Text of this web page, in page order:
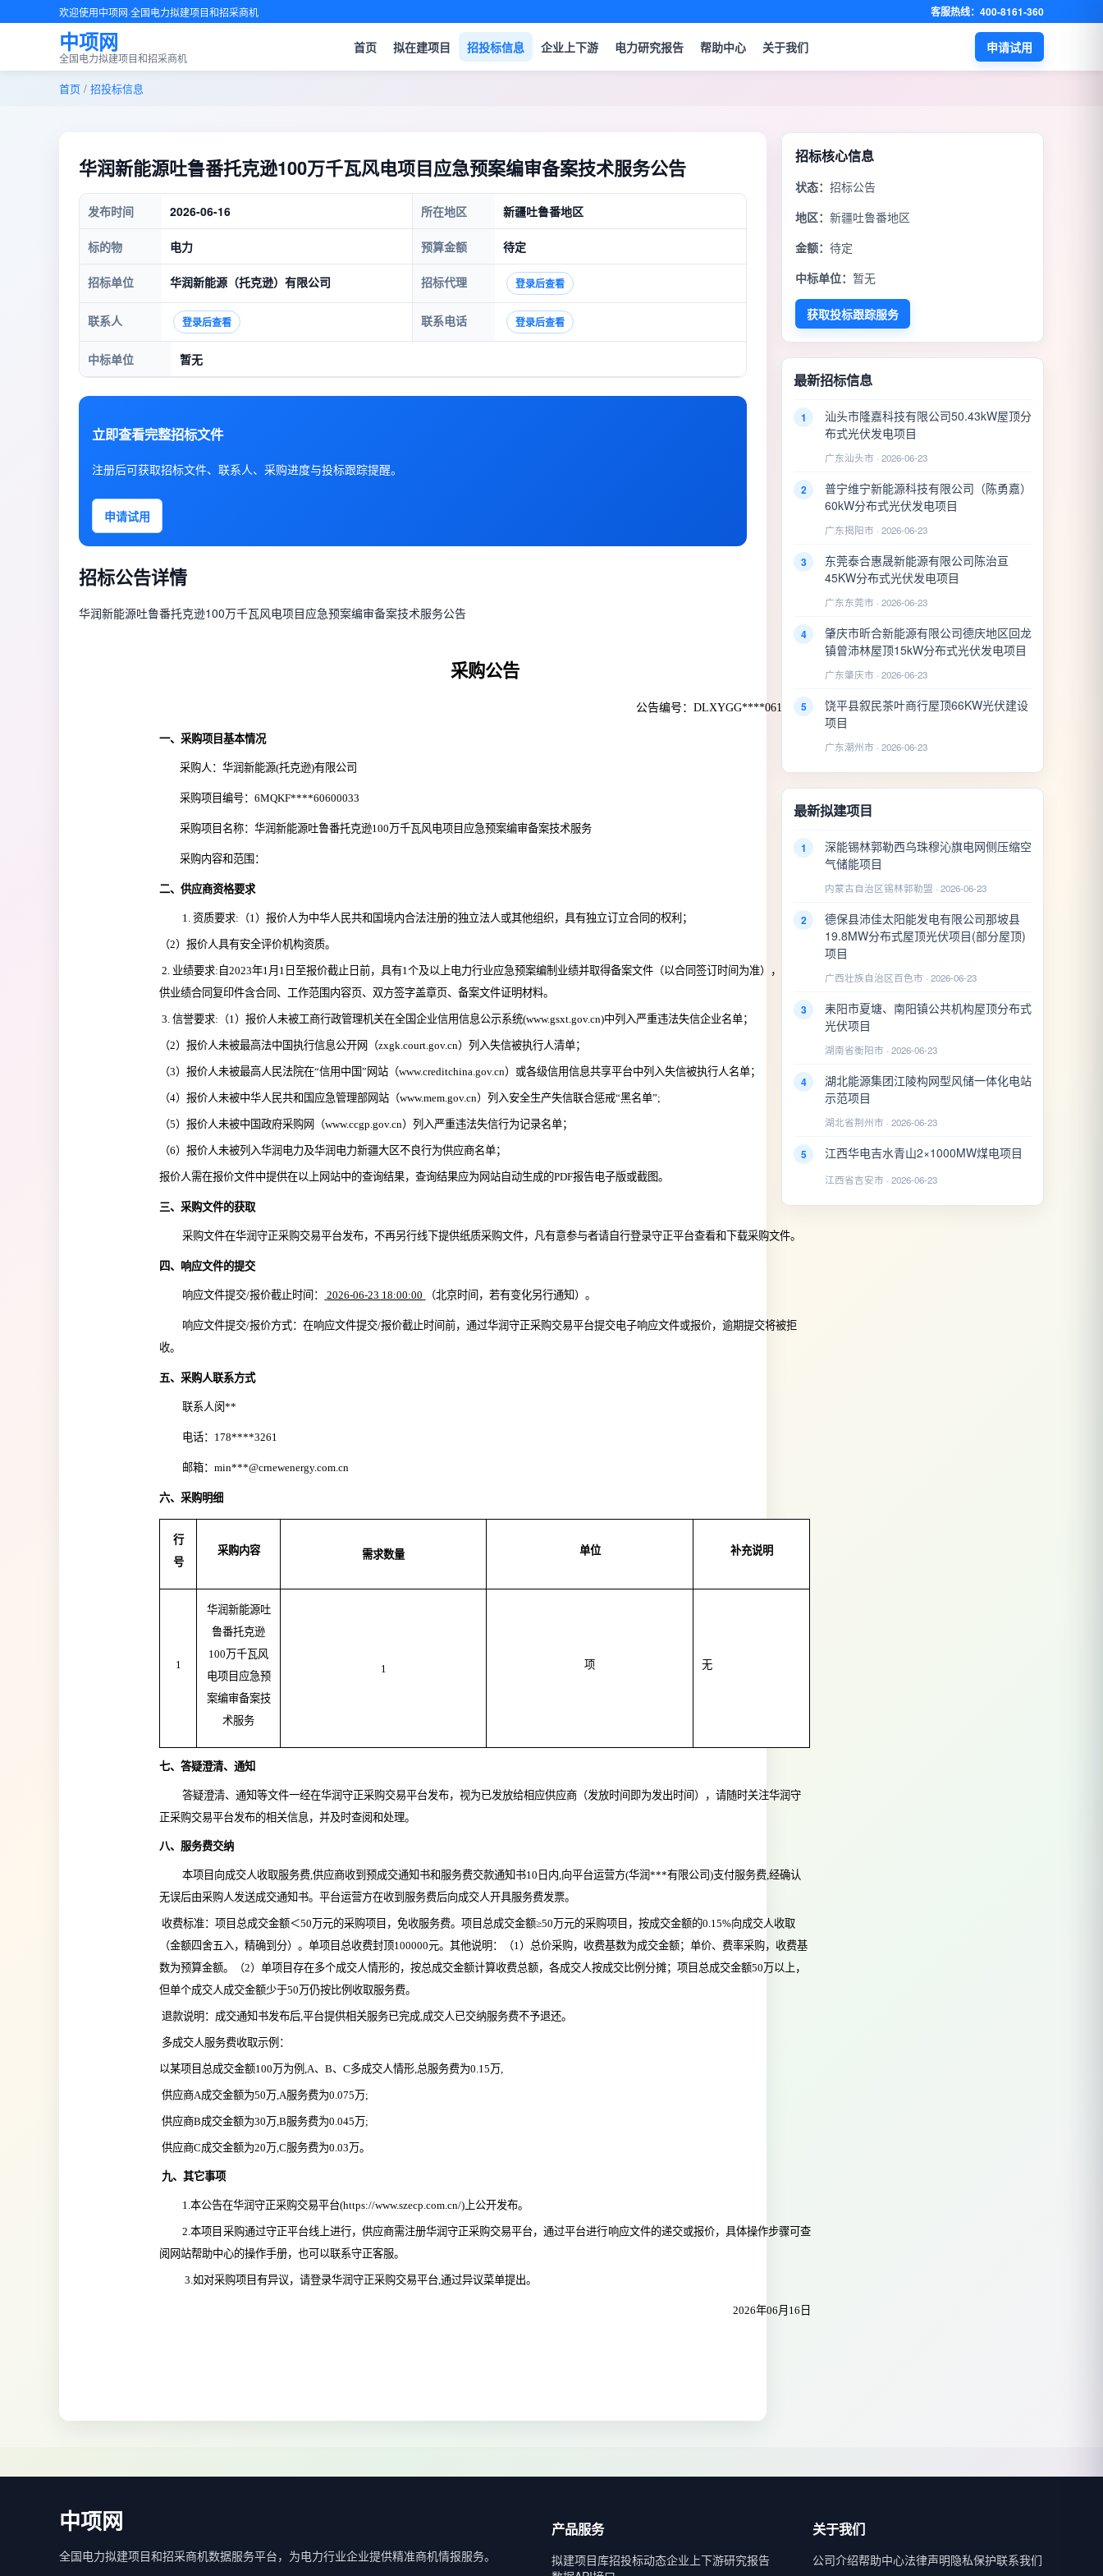
欢迎使用中项网·全国电力拟建项目和招采商机 客服热线：400-8161-360
中项网
全国电力拟建项目和招采商机
首页 拟在建项目 招投标信息 企业上下游 电力研究报告 帮助中心 关于我们 申请试用
首页 / 招投标信息
华润新能源吐鲁番托克逊100万千瓦风电项目应急预案编审备案技术服务公告
发布时间 2026-06-16 所在地区 新疆吐鲁番地区
标的物 电力 预算金额 待定
招标单位 华润新能源（托克逊）有限公司 招标代理 登录后查看
联系人 登录后查看 联系电话 登录后查看
中标单位 暂无
立即查看完整招标文件
注册后可获取招标文件、联系人、采购进度与投标跟踪提醒。
申请试用
招标公告详情
华润新能源吐鲁番托克逊100万千瓦风电项目应急预案编审备案技术服务公告
采购公告
公告编号： DLXYGG****06160100
一、采购项目基本情况
采购人：华润新能源(托克逊)有限公司
采购项目编号：6MQKF****60600033
采购项目名称：华润新能源吐鲁番托克逊100万千瓦风电项目应急预案编审备案技术服务
采购内容和范围：
二、供应商资格要求
1. 资质要求:（1）报价人为中华人民共和国境内合法注册的独立法人或其他组织，具有独立订立合同的权利；
（2）报价人具有安全评价机构资质。
2. 业绩要求:自2023年1月1日至报价截止日前，具有1个及以上电力行业应急预案编制业绩并取得备案文件（以合同签订时间为准），需提
供业绩合同复印件含合同、工作范围内容页、双方签字盖章页、备案文件证明材料。
3. 信誉要求:（1）报价人未被工商行政管理机关在全国企业信用信息公示系统(www.gsxt.gov.cn)中列入严重违法失信企业名单；
（2）报价人未被最高法中国执行信息公开网（zxgk.court.gov.cn）列入失信被执行人清单；
（3）报价人未被最高人民法院在“信用中国”网站（www.creditchina.gov.cn）或各级信用信息共享平台中列入失信被执行人名单；
（4）报价人未被中华人民共和国应急管理部网站（www.mem.gov.cn）列入安全生产失信联合惩戒“黑名单”;
（5）报价人未被中国政府采购网（www.ccgp.gov.cn）列入严重违法失信行为记录名单；
（6）报价人未被列入华润电力及华润电力新疆大区不良行为供应商名单；
报价人需在报价文件中提供在以上网站中的查询结果，查询结果应为网站自动生成的PDF报告电子版或截图。
三、采购文件的获取
采购文件在华润守正采购交易平台发布，不再另行线下提供纸质采购文件，凡有意参与者请自行登录守正平台查看和下载采购文件。
四、响应文件的提交
响应文件提交/报价截止时间： 2026-06-23 18:00:00 （北京时间，若有变化另行通知）。
响应文件提交/报价方式：在响应文件提交/报价截止时间前，通过华润守正采购交易平台提交电子响应文件或报价，逾期提交将被拒
收。
五、采购人联系方式
联系人闵**
电话：178****3261
邮箱：min***@crnewenergy.com.cn
六、采购明细
行
号
采购内容 需求数量 单位 补充说明
1
华润新能源吐
鲁番托克逊
100万千瓦风
电项目应急预
案编审备案技
术服务
1 项 无
七、答疑澄清、通知
答疑澄清、通知等文件一经在华润守正采购交易平台发布，视为已发放给相应供应商（发放时间即为发出时间），请随时关注华润守
正采购交易平台发布的相关信息，并及时查阅和处理。
八、服务费交纳
本项目向成交人收取服务费,供应商收到预成交通知书和服务费交款通知书10日内,向平台运营方(华润***有限公司)支付服务费,经确认
无误后由采购人发送成交通知书。平台运营方在收到服务费后向成交人开具服务费发票。
（金额四舍五入，精确到分）。单项目总收费封顶100000元。其他说明：（1）总价采购，收费基数为成交金额；单价、费率采购，收费基
数为预算金额。（2）单项目存在多个成交人情形的，按总成交金额计算收费总额，各成交人按成交比例分摊；项目总成交金额50万以上，
但单个成交人成交金额少于50万仍按比例收取服务费。
退款说明：成交通知书发布后,平台提供相关服务已完成,成交人已交纳服务费不予退还。
多成交人服务费收取示例：
以某项目总成交金额100万为例,A、B、C多成交人情形,总服务费为0.15万,
供应商A成交金额为50万,A服务费为0.075万;
供应商B成交金额为30万,B服务费为0.045万;
供应商C成交金额为20万,C服务费为0.03万。
九、其它事项
1.本公告在华润守正采购交易平台(https://www.szecp.com.cn/)上公开发布。
2.本项目采购通过守正平台线上进行，供应商需注册华润守正采购交易平台，通过平台进行响应文件的递交或报价，具体操作步骤可查
阅网站帮助中心的操作手册，也可以联系守正客服。
3.如对采购项目有异议，请登录华润守正采购交易平台 ,通过异议菜单提出。
2026年06月16日
招标核心信息
状态： 招标公告
地区： 新疆吐鲁番地区
金额： 待定
中标单位： 暂无
获取投标跟踪服务
最新招标信息
1
汕头市隆嘉科技有限公司50.43kW屋顶分
布式光伏发电项目
广东汕头市 · 2026-06-23
2
普宁维宁新能源科技有限公司（陈勇嘉）
60kW分布式光伏发电项目
广东揭阳市 · 2026-06-23
3
东莞泰合惠晟新能源有限公司陈治亘
45KW分布式光伏发电项目
广东东莞市 · 2026-06-23
4
肇庆市昕合新能源有限公司德庆地区回龙
镇曾沛林屋顶15kW分布式光伏发电项目
广东肇庆市 · 2026-06-23
5
饶平县叙民茶叶商行屋顶66KW光伏建设
项目
广东潮州市 · 2026-06-23
最新拟建项目
1
深能锡林郭勒西乌珠穆沁旗电网侧压缩空
气储能项目
内蒙古自治区锡林郭勒盟 · 2026-06-23
2
德保县沛佳太阳能发电有限公司那坡县
19.8MW分布式屋顶光伏项目(部分屋顶)
项目
广西壮族自治区百色市 · 2026-06-23
3
耒阳市夏塘、南阳镇公共机构屋顶分布式
光伏项目
湖南省衡阳市 · 2026-06-23
4
湖北能源集团江陵构网型风储一体化电站
示范项目
湖北省荆州市 · 2026-06-23
5 江西华电吉水青山2×1000MW煤电项目
江西省吉安市 · 2026-06-23
中项网
全国电力拟建项目和招采商机数据服务平台，为电力行业企业提供精准商机情报服务。
产品服务
拟建项目库招投标动态企业上下游研究报告
关于我们
公司介绍帮助中心法律声明隐私保护联系我们